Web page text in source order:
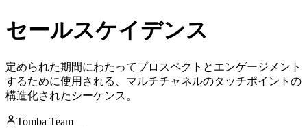
セールスケイデンス
定められた期間にわたってプロスペクトとエンゲージメント
するために使用される、マルチチャネルのタッチポイントの
構造化されたシーケンス。
Tomba Team